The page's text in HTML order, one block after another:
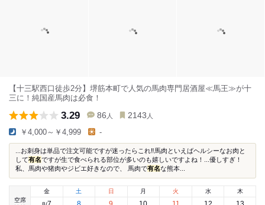
【十三駅西口徒歩2分】堺筋本町で人気の馬肉専門居酒屋≪馬王≫が十
三に！純国産馬肉は必食！
3.29 86 人 2143 人
￥4,000～￥4,999 -
...お刺身は単品で注文可能ですが迷ったらこれ‼️馬肉といえばヘルシーなお肉と
して有名ですが生で食べられる部位が多いのも嬉しいですよね！...優しすぎ！
私、馬肉や猪肉やジビエ好きなので、 馬肉で有名な熊本...
空席
金
土 日 月 火 水 木